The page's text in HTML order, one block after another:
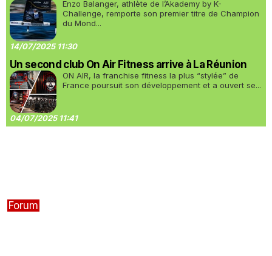
Enzo Balanger, athlète de l’Akademy by K-
Challenge, remporte son premier titre de Champion
du Mond...
14/07/2025 11:30
Un second club On Air Fitness arrive à La Réunion
ON AIR, la franchise fitness la plus “stylée” de
France poursuit son développement et a ouvert se...
04/07/2025 11:41
Forum